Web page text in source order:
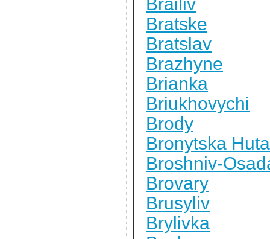
Bratske
Bratslav
Brazhyne
Brianka
Briukhovychi
Brody
Bronytska Huta
Broshniv-
Brovary
Brusyliv
Brylivka